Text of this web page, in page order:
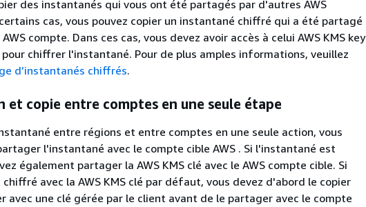
des instantanés qui vous ont été partagés par d'autres AWS
cas, vous pouvez copier un instantané chiffré qui a été partagé
compte. Dans ces cas, vous devez avoir accès à celui AWS KMS key
chiffrer l'instantané. Pour de plus amples informations, veuillez
d’instantanés chiffrés.
et copie entre comptes en une seule étape
entre régions et entre comptes en une seule action, vous
l'instantané avec le compte cible AWS . Si l'instantané est
également partager la AWS KMS clé avec le AWS compte cible. Si
avec la AWS KMS clé par défaut, vous devez d'abord le copier
avec une clé gérée par le client avant de le partager avec le compte